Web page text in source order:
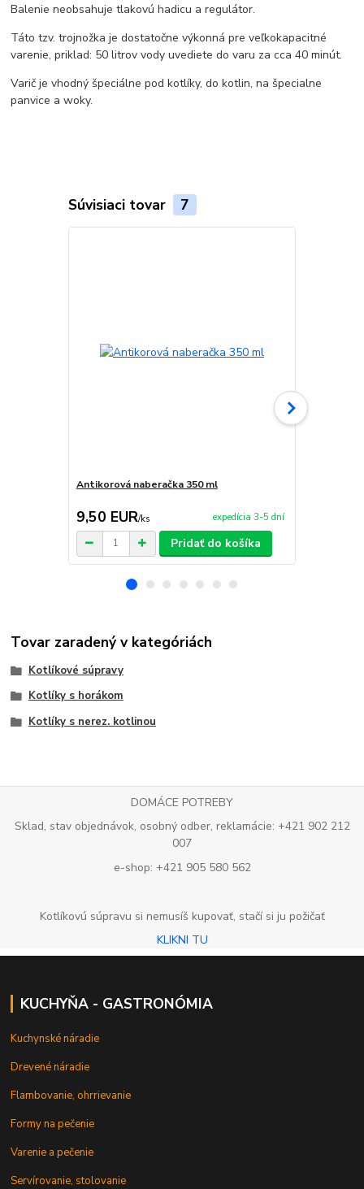
Balenie neobsahuje tlakovú hadicu a regulátor.
Táto tzv. trojnožka je dostatočne výkonná pre veľkokapacitné
varenie, priklad: 50 litrov vody uvediete do varu za cca 40 minút.
Varič je vhodný špeciálne pod kotlíky, do kotlin, na špecialne
panvice a woky.
Súvisiaci tovar 7
Antikorová naberačka 350 ml
9,50 EUR/ks expedícia 3-5 dní
Pridať do košíka
Tovar zaradený v kategóriách
Kotlíkové súpravy
Kotlíky s horákom
Kotlíky s nerez. kotlinou
DOMÁCE POTREBY
Sklad, stav objednávok, osobný odber, reklamácie: +421 902 212
007
e-shop: +421 905 580 562
Kotlíkovú súpravu si nemusíš kupovať, stačí si ju požičať
KLIKNI TU
KUCHYŇA - GASTRONÓMIA
Kuchynské náradie
Drevené náradie
Flambovanie, ohrrievanie
Formy na pečenie
Varenie a pečenie
Servírovanie, stolovanie